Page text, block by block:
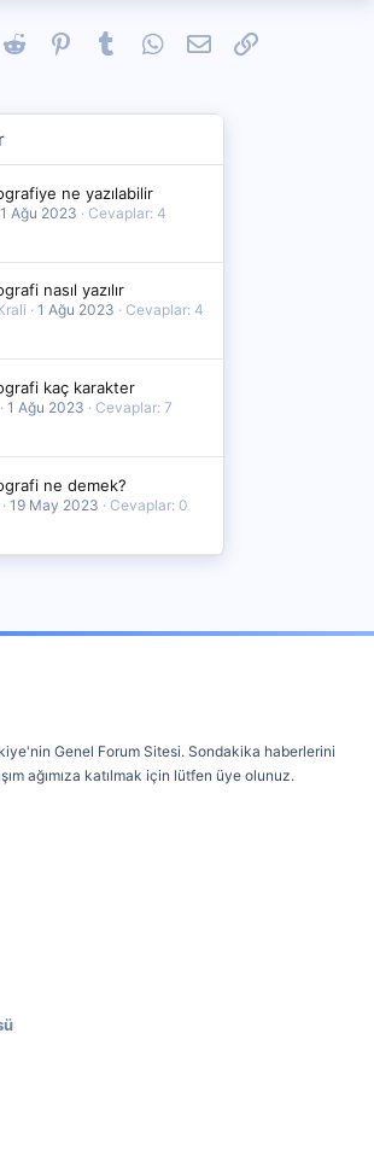
Reddit PinterestTumblrWhatsApp
E-postaLink
ne yazılabilir
1 Ağu 2023
Cevaplar: 4
nasıl yazılır
1 Ağu 2023
Cevaplar: 4
kaç karakter
1 Ağu 2023
Cevaplar: 7
ne demek?
19 May 2023
Cevaplar: 0
Genel Forum Sitesi. Sondakika haberlerini
ağımıza katılmak için lütfen üye olunuz.